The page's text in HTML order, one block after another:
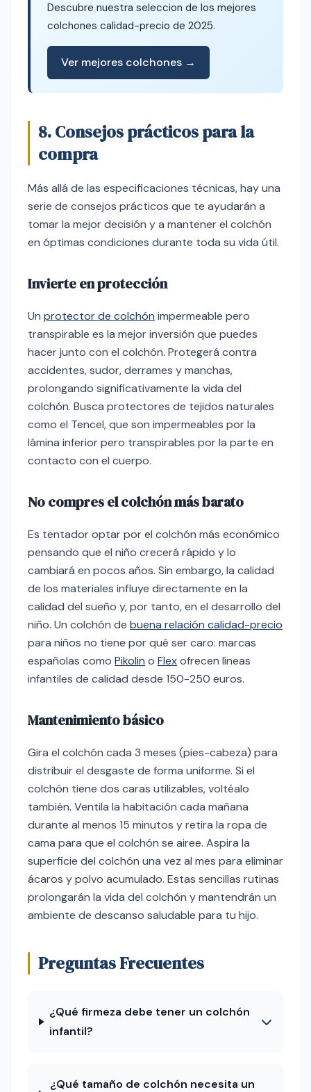
Descubre nuestra seleccion de los mejores
colchones calidad-precio de 2025.
Ver mejores colchones →
8. Consejos prácticos para la
compra
Más allá de las especificaciones técnicas, hay una
serie de consejos prácticos que te ayudarán a
tomar la mejor decisión y a mantener el colchón
en óptimas condiciones durante toda su vida útil.
Invierte en protección
Un protector de colchón impermeable pero
transpirable es la mejor inversión que puedes
hacer junto con el colchón. Protegerá contra
accidentes, sudor, derrames y manchas,
prolongando significativamente la vida del
colchón. Busca protectores de tejidos naturales
como el Tencel, que son impermeables por la
lámina inferior pero transpirables por la parte en
contacto con el cuerpo.
No compres el colchón más barato
Es tentador optar por el colchón más económico
pensando que el niño crecerá rápido y lo
cambiará en pocos años. Sin embargo, la calidad
de los materiales influye directamente en la
calidad del sueño y, por tanto, en el desarrollo del
niño. Un colchón de buena relación calidad-precio
para niños no tiene por qué ser caro: marcas
españolas como Pikolin o Flexofrecen líneas
infantiles de calidad desde 150-250 euros.
Mantenimiento básico
Gira el colchón cada 3 meses (pies-cabeza) para
distribuir el desgaste de forma uniforme. Si el
colchón tiene dos caras utilizables, voltéalo
también. Ventila la habitación cada mañana
durante al menos 15 minutos y retira la ropa de
cama para que el colchón se airee. Aspira la
superficie del colchón una vez al mes para eliminar
ácaros y polvo acumulado. Estas sencillas rutinas
prolongarán la vida del colchón y mantendrán un
ambiente de descanso saludable para tu hijo.
Preguntas Frecuentes
¿Qué firmeza debe tener un colchón
infantil?
¿Qué tamaño de colchón necesita un